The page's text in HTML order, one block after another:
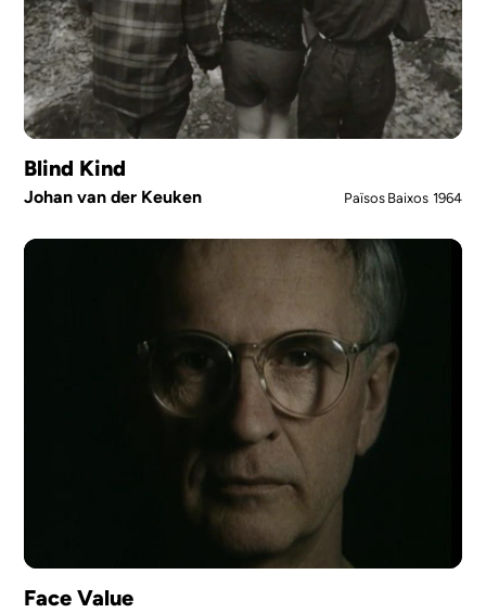
Blind Kind
Johan van der Keuken Països Baixos 1964
Face Value